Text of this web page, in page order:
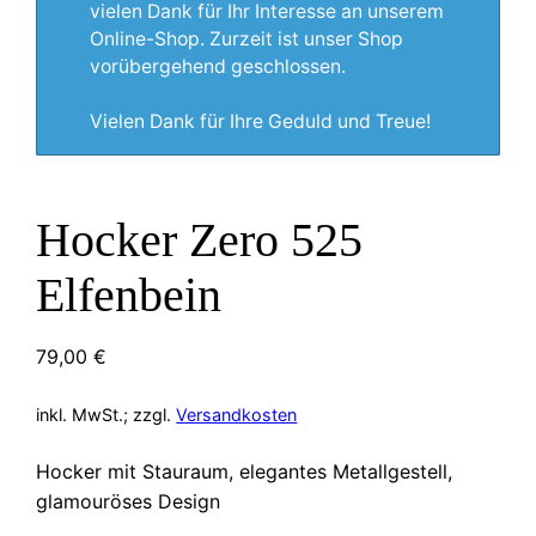
vielen Dank für Ihr Interesse an unserem
Online-Shop. Zurzeit ist unser Shop
vorübergehend geschlossen.
Vielen Dank für Ihre Geduld und Treue!
Hocker Zero 525
Elfenbein
79,00€
inkl. MwSt.; zzgl.Versandkosten
Hocker mit Stauraum, elegantes Metallgestell,
glamouröses Design